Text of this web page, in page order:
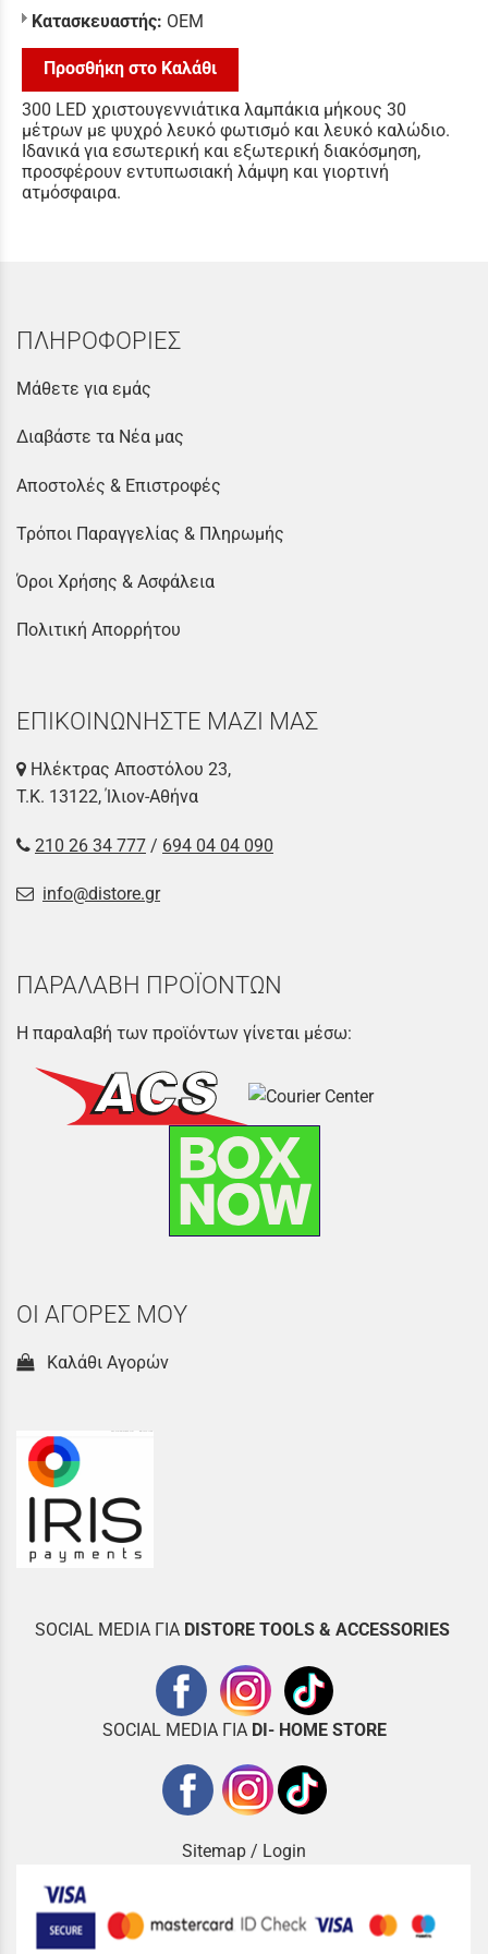
Κατασκευαστής: ΟΕΜ
Προσθήκη στο Καλάθι
300 LED χριστουγεννιάτικα λαμπάκια μήκους 30
μέτρων με ψυχρό λευκό φωτισμό και λευκό καλώδιο.
Ιδανικά για εσωτερική και εξωτερική διακόσμηση,
προσφέρουν εντυπωσιακή λάμψη και γιορτινή
ατμόσφαιρα.
ΠΛΗΡΟΦΟΡΙΕΣ
Μάθετε για εμάς
Διαβάστε τα Νέα μας
Αποστολές & Επιστροφές
Τρόποι Παραγγελίας & Πληρωμής
Όροι Χρήσης & Ασφάλεια
Πολιτική Απορρήτου
ΕΠΙΚΟΙΝΩΝΗΣΤΕ ΜΑΖΙ ΜΑΣ
Ηλέκτρας Αποστόλου 23,
Τ.Κ. 13122, Ίλιον-Αθήνα
210 26 34 777 / 694 04 04 090
info@distore.gr
ΠΑΡΑΛΑΒΗ ΠΡΟΪΟΝΤΩΝ
Η παραλαβή των προϊόντων γίνεται μέσω:
ΟΙ ΑΓΟΡΕΣ ΜΟΥ
Καλάθι Αγορών
SOCIAL MEDIA ΓΙΑ DISTORE TOOLS & ACCESSORIES
SOCIAL MEDIA ΓΙΑ DI- HOME STORE
Sitemap / Login